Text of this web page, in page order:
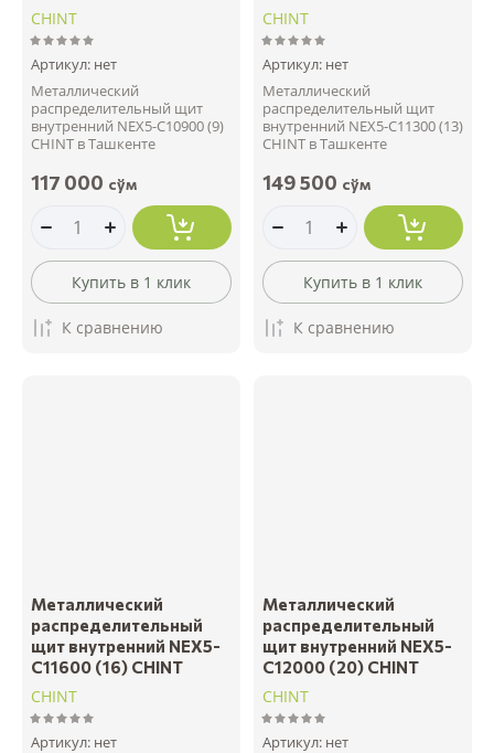
CHINT
Артикул: нет
Металлический
распределительный щит
внутренний NEX5-C10900 (9)
CHINT в Ташкенте
117 000 сўм
Купить в 1 клик
К сравнению
CHINT
Артикул: нет
Металлический
распределительный щит
внутренний NEX5-C11300 (13)
CHINT в Ташкенте
149 500 сўм
Купить в 1 клик
К сравнению
Металлический
распределительный
щит внутренний NEX5-
C11600 (16) CHINT
CHINT
Артикул: нет
Металлический
распределительный
щит внутренний NEX5-
C12000 (20) CHINT
CHINT
Артикул: нет